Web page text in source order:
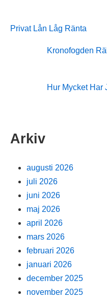
Privat Lån Låg Ränta
Kronofogden
Hur Mycket Har
Arkiv
augusti 2026
juli 2026
juni 2026
maj 2026
april 2026
mars 2026
februari 2026
januari 2026
december 2025
november 2025